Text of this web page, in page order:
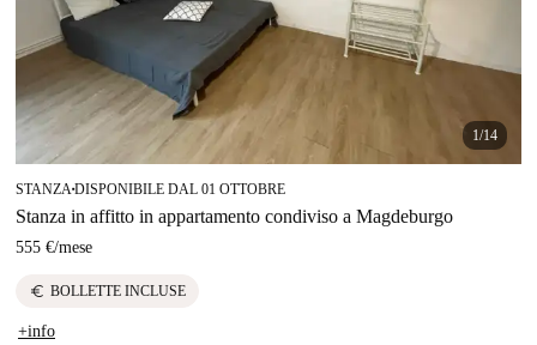
1/14
STANZA ■DISPONIBILE DAL 01 OTTOBRE
Stanza in affitto in appartamento condiviso a Magdeburgo
555 €/mese
euro BOLLETTE INCLUSE
+info